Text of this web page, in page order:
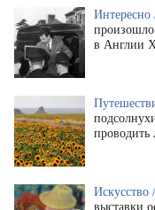
Интересно
произошло
в Англии
проводить
Искусство /
выставки